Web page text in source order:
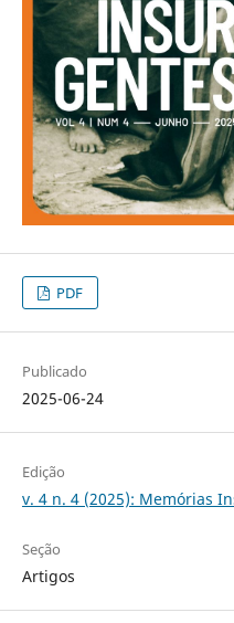
PDF
Publicado
2025-06-24
Edição
v. 4 n. 4 (2025): Memórias
Seção
Artigos